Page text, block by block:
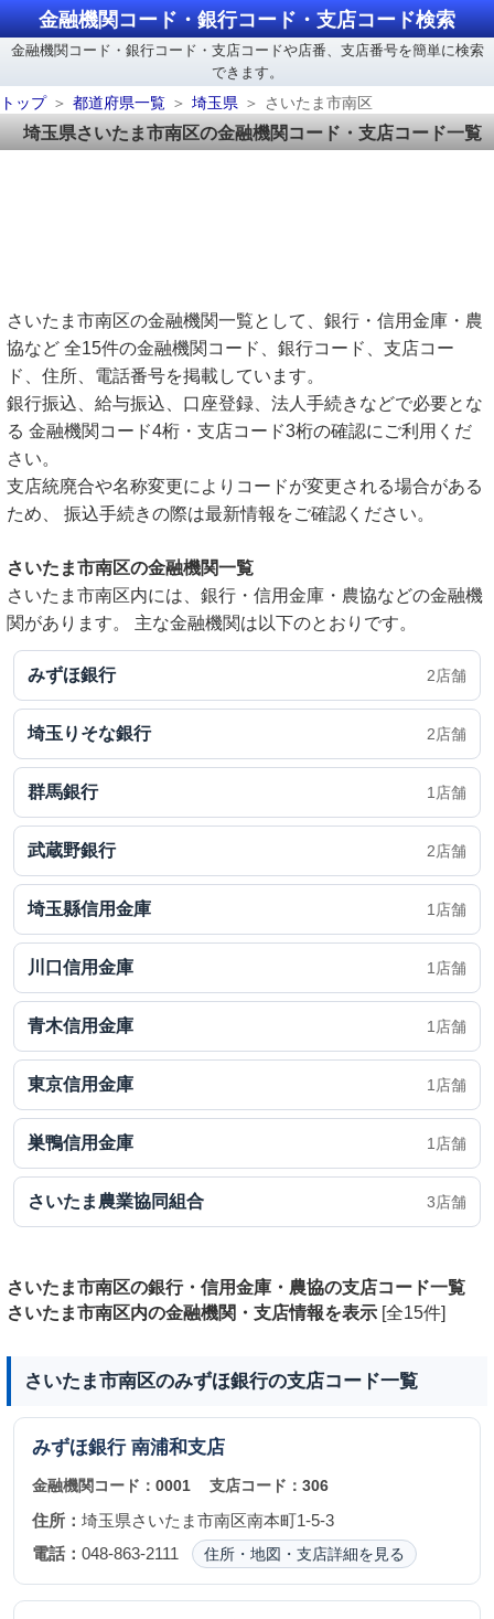
金融機関コード・銀行コード・支店コード検索
金融機関コード・銀行コード・支店コードや店番、支店番号を簡単に検索
できます。
トップ
都道府県一覧 埼玉県 さいたま市南区
埼玉県さいたま市南区の金融機関コード・支店コード一覧
さいたま市南区の金融機関一覧として、銀行・信用金庫・農
協など 全15件の金融機関コード、銀行コード、支店コー
ド、住所、電話番号を掲載しています。
銀行振込、給与振込、口座登録、法人手続きなどで必要とな
る 金融機関コード4桁・支店コード3桁の確認にご利用くだ
さい。
支店統廃合や名称変更によりコードが変更される場合がある
ため、 振込手続きの際は最新情報をご確認ください。
さいたま市南区の金融機関一覧
さいたま市南区内には、銀行・信用金庫・農協などの金融機
関があります。 主な金融機関は以下のとおりです。
みずほ銀行 2店舗
埼玉りそな銀行 2店舗
群馬銀行 1店舗
武蔵野銀行 2店舗
埼玉縣信用金庫 1店舗
川口信用金庫 1店舗
青木信用金庫 1店舗
東京信用金庫 1店舗
巣鴨信用金庫 1店舗
さいたま農業協同組合 3店舗
さいたま市南区の銀行・信用金庫・農協の支店コード一覧
さいたま市南区内の金融機関・支店情報を表示 [全15件]
さいたま市南区のみずほ銀行の支店コード一覧
みずほ銀行 南浦和支店
金融機関コード： 0001 支店コード：306
住所： 埼玉県さいたま市南区南本町1-5-3
電話： 048-863-2111 住所・地図・支店詳細を見る